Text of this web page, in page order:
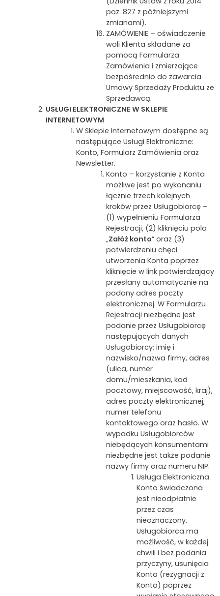
poz. 827 z późniejszymi
zmianami).
ZAMÓWIENIE – oświadczenie
woli Klienta składane za
pomocą Formularza
Zamówienia i zmierzające
bezpośrednio do zawarcia
Umowy Sprzedaży Produktu ze
Sprzedawcą.
USŁUGI ELEKTRONICZNE W SKLEPIE
INTERNETOWYM
W Sklepie Internetowym dostępne są
następujące Usługi Elektroniczne:
Konto, Formularz Zamówienia oraz
Newsletter.
Konto – korzystanie z Konta
możliwe jest po wykonaniu
łącznie trzech kolejnych
kroków przez Usługobiorcę –
(1) wypełnieniu Formularza
Rejestracji, (2) kliknięciu pola
„Załóż konto” oraz (3)
potwierdzeniu chęci
utworzenia Konta poprzez
kliknięcie w link potwierdzający
przesłany automatycznie na
podany adres poczty
elektronicznej. W Formularzu
Rejestracji niezbędne jest
podanie przez Usługobiorcę
następujących danych
Usługobiorcy: imię i
nazwisko/nazwa firmy, adres
(ulica, numer
domu/mieszkania, kod
pocztowy, miejscowość, kraj),
adres poczty elektronicznej,
numer telefonu
kontaktowego oraz hasło. W
wypadku Usługobiorców
niebędących konsumentami
niezbędne jest także podanie
nazwy firmy oraz numeru NIP.
Usługa Elektroniczna
Konto świadczona
jest nieodpłatnie
przez czas
nieoznaczony.
Usługobiorca ma
możliwość, w każdej
chwili i bez podania
przyczyny, usunięcia
Konta (rezygnacji z
Konta) poprzez